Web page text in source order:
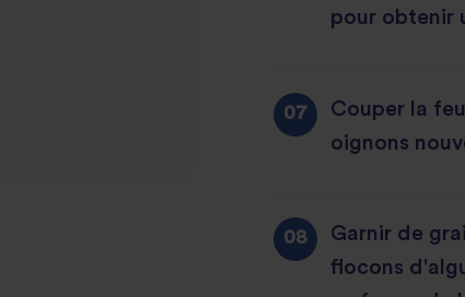
pour obtenir
Couper la
oignons
Garnir de
flocons